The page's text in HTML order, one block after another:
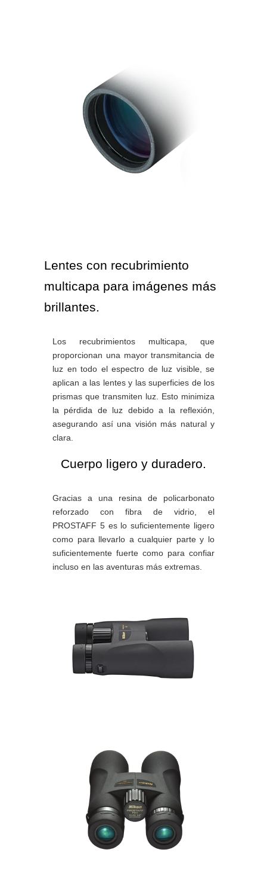
Lentes con recubrimiento
multicapa para imágenes más
brillantes.
Los recubrimientos multicapa, que
proporcionan una mayor transmitancia de
luz en todo el espectro de luz visible, se
aplican a las lentes y las superficies de los
prismas que transmiten luz. Esto minimiza
la pérdida de luz debido a la reflexión,
asegurando así una visión más natural y
clara.
Cuerpo ligero y duradero.
Gracias a una resina de policarbonato
reforzado con fibra de vidrio, el
PROSTAFF 5 es lo suficientemente ligero
como para llevarlo a cualquier parte y lo
suficientemente fuerte como para confiar
incluso en las aventuras más extremas.